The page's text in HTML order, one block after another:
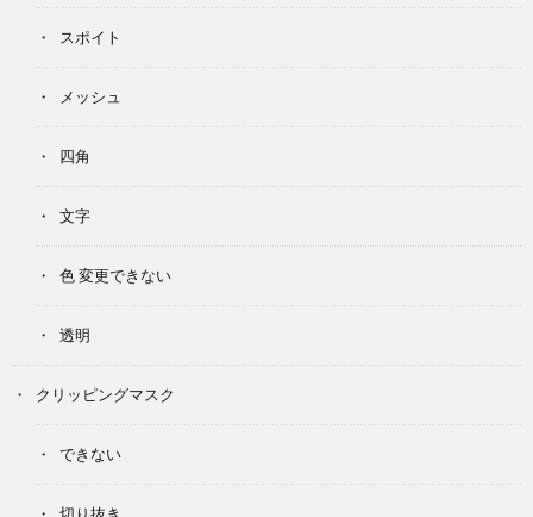
スポイト
メッシュ
四角
文字
色 変更できない
透明
クリッピングマスク
できない